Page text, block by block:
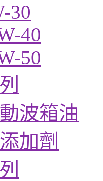
30
40
50
波箱油
加劑